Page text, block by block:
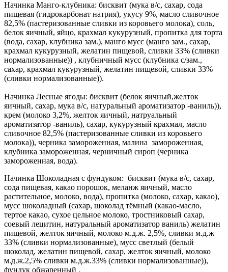
Начинка Манго-клубника: бисквит (мука в/с, сахар, сода
пищевая (гидрокарбонат натрия), укусу 9%, масло сливочное
82,5% (пастеризованные сливки из коровьего молока), соль,
белок яичный, яйцо, крахмал кукурузный, пропитка для торта
(вода, сахар, клубника зам.), манго мусс (манго зам., сахар,
крахмал кукурузный, желатин пищевой, сливки 33% (сливки
нормализованные)) , клубничный мусс (клубника с/зам.,
сахар, крахмал кукурузный, желатин пищевой, сливки 33%
(сливки нормализованные)).
Начинка Лесные ягоды: бисквит (белок яичный,желток
яичный, сахар, мука в/с, натуральный ароматизатор -ваниль)),
крем (молоко 3,2%, желток яичный, натруальный
ароматизатор -ваниль), сахар, кукурузный крахмал, масло
сливочное 82,5% (пастеризованные сливки из коровьего
молока)), черника замороженная, малина замороженная,
клубника замороженная, черничный сироп (черника
замороженная, вода).
Начинка Шоколадная с фундуком: бисквит (мука в/с, сахар,
сода пищевая, какао порошок, меланж яичный, масло
растительное, молоко, вода), пропитка (молоко, сахар, какао),
мусс шоколадный (сахар, шоколад тёмный (какао-масло,
тертое какао, сухое цельное молоко, тростниковый сахар,
соевый лецитин, натуральный ароматизатор ваниль) желатин
пищевой, желток яичный, молоко м.д.ж. 2,5%, сливки м.д.ж
33% (сливки нормализованные), мусс светлый (белый
шоколад, желатин пищевой, сахар, желток яичный, молоко
м.д.ж.2,5% сливки м.д.ж.33% (сливки нормализованные)),
фундук обжаренный .